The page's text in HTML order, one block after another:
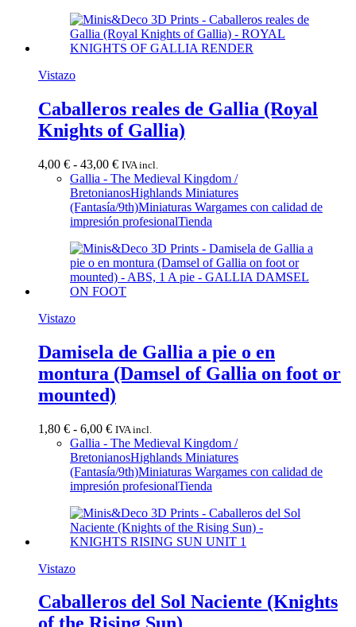
43,00 €
Vistazo
Caballeros reales de Gallia (Royal
Knights of Gallia)
4,00 € - 43,00 €Rango
de
precios:
desde
4,00 €
43,00 €
IVA incl.
Gallia - The Medieval Kingdom /
BretonianosHighlands Miniatures
(Fantasía/9th)Miniaturas Wargames con calidad de
impresión profesionalTienda
Vistazo
Damisela de Gallia a pie o en
montura (Damsel of Gallia on foot or
mounted)
1,80 € - 6,00 €Rango
de
precios:
desde
1,80 €
6,00 €
IVA incl.
Gallia - The Medieval Kingdom /
BretonianosHighlands Miniatures
(Fantasía/9th)Miniaturas Wargames con calidad de
impresión profesionalTienda
Vistazo
Caballeros del Sol Naciente (Knights